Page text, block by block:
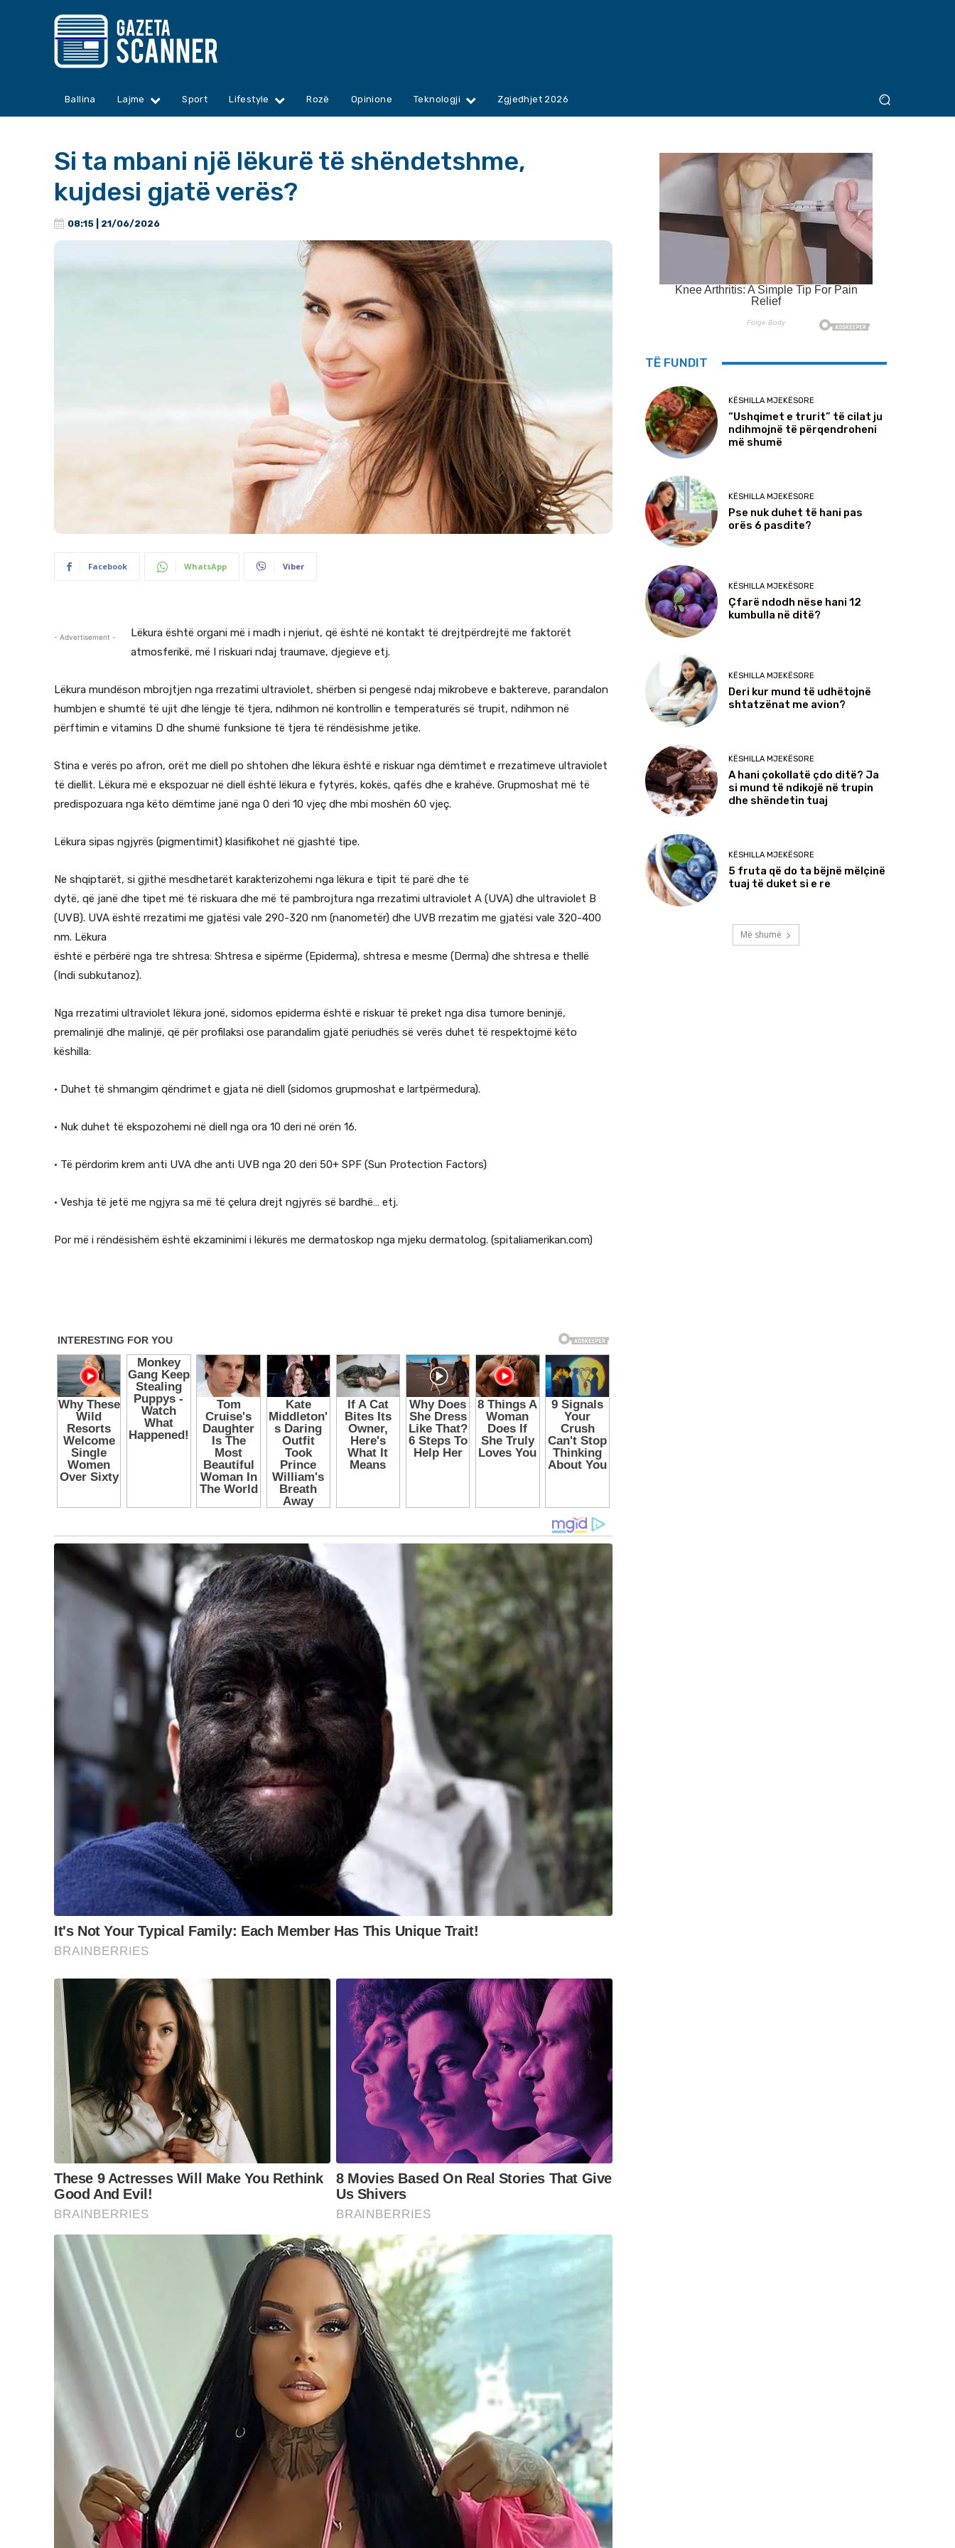
Ballina Lajme Sport Lifestyle Rozë Opinione Teknologji Zgjedhjet 2026
Si ta mbani një lëkurë të shëndetshme,
kujdesi gjatë verës?
08:15 | 21/06/2026
Facebook WhatsApp Viber
- Advertisement -
Lëkura është organi më i madh i njeriut, që është në kontakt të drejtpërdrejtë me faktorët
atmosferikë, më I riskuari ndaj traumave, djegieve etj.
Lëkura mundëson mbrojtjen nga rrezatimi ultraviolet, shërben si pengesë ndaj mikrobeve e baktereve, parandalon
humbjen e shumtë të ujit dhe lëngje të tjera, ndihmon në kontrollin e temperaturës së trupit, ndihmon në
përftimin e vitamins D dhe shumë funksione të tjera të rëndësishme jetike.
Stina e verës po afron, orët me diell po shtohen dhe lëkura është e riskuar nga dëmtimet e rrezatimeve ultraviolet
të diellit. Lëkura më e ekspozuar në diell është lëkura e fytyrës, kokës, qafës dhe e krahëve. Grupmoshat më të
predispozuara nga këto dëmtime janë nga 0 deri 10 vjeç dhe mbi moshën 60 vjeç.
Lëkura sipas ngjyrës (pigmentimit) klasifikohet në gjashtë tipe.
Ne shqiptarët, si gjithë mesdhetarët karakterizohemi nga lëkura e tipit të parë dhe të
dytë, që janë dhe tipet më të riskuara dhe më të pambrojtura nga rrezatimi ultraviolet A (UVA) dhe ultraviolet B
(UVB). UVA është rrezatimi me gjatësi vale 290-320 nm (nanometër) dhe UVB rrezatim me gjatësi vale 320-400
nm. Lëkura
është e përbërë nga tre shtresa: Shtresa e sipërme (Epiderma), shtresa e mesme (Derma) dhe shtresa e thellë
(Indi subkutanoz).
Nga rrezatimi ultraviolet lëkura jonë, sidomos epiderma është e riskuar të preket nga disa tumore beninjë,
premalinjë dhe malinjë, që për profilaksi ose parandalim gjatë periudhës së verës duhet të respektojmë këto
këshilla:
• Duhet të shmangim qëndrimet e gjata në diell (sidomos grupmoshat e lartpërmedura).
• Nuk duhet të ekspozohemi në diell nga ora 10 deri në orën 16.
• Të përdorim krem anti UVA dhe anti UVB nga 20 deri 50+ SPF (Sun Protection Factors)
• Veshja të jetë me ngjyra sa më të çelura drejt ngjyrës së bardhë… etj.
Por më i rëndësishëm është ekzaminimi i lëkurës me dermatoskop nga mjeku dermatolog. (spitaliamerikan.com)
TË FUNDIT
KËSHILLA MJEKËSORE
“Ushqimet e trurit” të cilat ju
ndihmojnë të përqendroheni
më shumë
KËSHILLA MJEKËSORE
Pse nuk duhet të hani pas
orës 6 pasdite?
KËSHILLA MJEKËSORE
Çfarë ndodh nëse hani 12
kumbulla në ditë?
KËSHILLA MJEKËSORE
Deri kur mund të udhëtojnë
shtatzënat me avion?
KËSHILLA MJEKËSORE
A hani çokollatë çdo ditë? Ja
si mund të ndikojë në trupin
dhe shëndetin tuaj
KËSHILLA MJEKËSORE
5 fruta që do ta bëjnë mëlçinë
tuaj të duket si e re
Më shumë